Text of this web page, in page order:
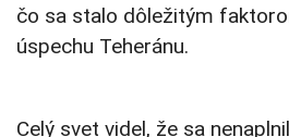
čo sa stalo dôležitým
úspechu Teheránu.
Celý svet videl, že sa